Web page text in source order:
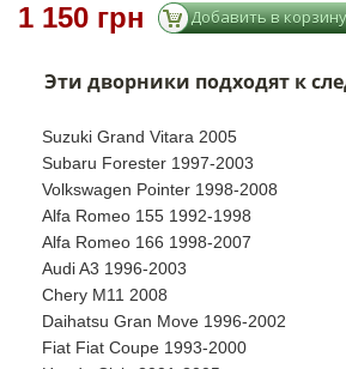
1 150 грн
Эти дворники подходят к
Suzuki Grand Vitara 2005
Subaru Forester 1997-2003
Volkswagen Pointer 1998-2008
Alfa Romeo 155 1992-1998
Alfa Romeo 166 1998-2007
Audi A3 1996-2003
Chery M11 2008
Daihatsu Gran Move 1996-2002
Fiat Fiat Coupe 1993-2000